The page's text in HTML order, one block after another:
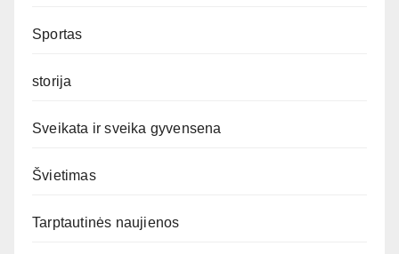
Sportas
storija
Sveikata ir sveika gyvensena
Švietimas
Tarptautinės naujienos